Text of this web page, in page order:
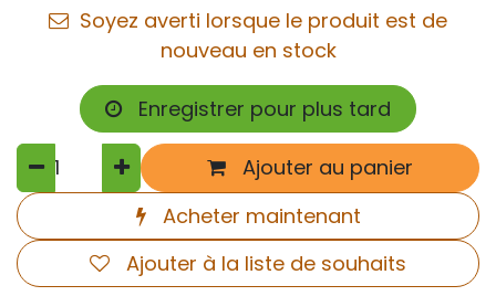
Soyez averti lorsque le produit est de
nouveau en stock
Enregistrer pour plus tard
Ajouter au panier
Acheter maintenant
Ajouter à la liste de souhaits